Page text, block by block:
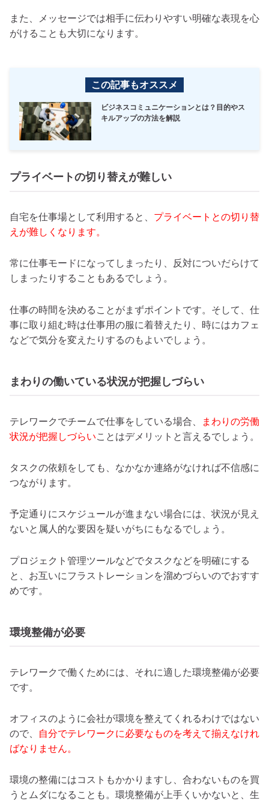
また、メッセージでは相手に伝わりやすい明確な表現を心
がけることも大切になります。
この記事もオススメ
ビジネスコミュニケーションとは？目的やス
キルアップの方法を解説
プライベートの切り替えが難しい
自宅を仕事場として利用すると、 プライベートとの切り替
えが難しくなります。
常に仕事モードになってしまったり、反対についだらけて
しまったりすることもあるでしょう。
仕事の時間を決めることがまずポイントです。そして、仕
事に取り組む時は仕事用の服に着替えたり、時にはカフェ
などで気分を変えたりするのもよいでしょう。
まわりの働いている状況が把握しづらい
テレワークでチームで仕事をしている場合、
まわりの労働
状況が把握しづらいことはデメリットと言えるでしょう。
タスクの依頼をしても、なかなか連絡がなければ不信感に
つながります。
予定通りにスケジュールが進まない場合には、状況が見え
ないと属人的な要因を疑いがちにもなるでしょう。
プロジェクト管理ツールなどでタスクなどを明確にする
と、お互いにフラストレーションを溜めづらいのでおすす
めです。
環境整備が必要
テレワークで働くためには、それに適した環境整備が必要
です。
オフィスのように会社が環境を整えてくれるわけではない
ので、
自分でテレワークに必要なものを考えて揃えなけれ
ばなりません。
環境の整備にはコストもかかりますし、合わないものを買
うとムダになることも。環境整備が上手くいかないと、生